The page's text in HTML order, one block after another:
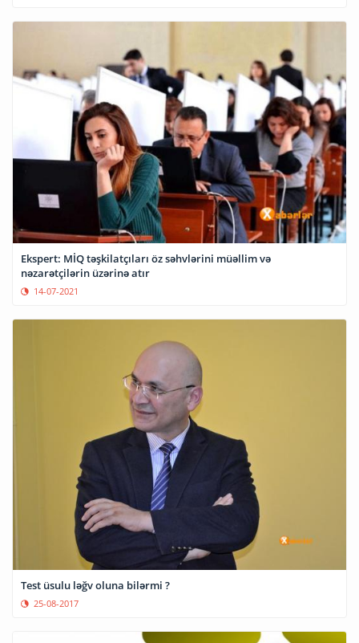
Ekspert: MİQ təşkilatçıları öz səhvlərini müəllim və
nəzarətçilərin üzərinə atır
14-07-2021
Test üsulu ləğv oluna bilərmi ?
25-08-2017